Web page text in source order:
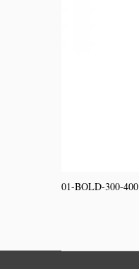
01-BOLD-300-400